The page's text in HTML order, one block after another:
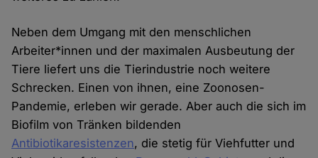
Neben dem Umgang mit den menschlichen
Arbeiter*innen und der maximalen Ausbeutung der
Tiere liefert uns die Tierindustrie noch weitere
Schrecken. Einen von ihnen, eine Zoonosen-
Pandemie, erleben wir gerade. Aber auch die sich im
Biofilm von Tränken bildenden
Antibiotikaresistenzen, die stetig für Viehfutter und